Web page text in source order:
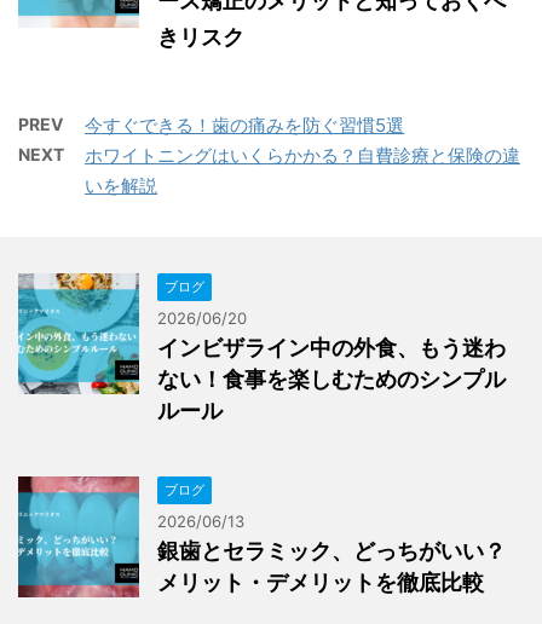
きリスク
PREV 今すぐできる！歯の痛みを防ぐ習慣5選
NEXT
ホワイトニングはいくらかかる？自費診療と保険の違
いを解説
ブログ
2026/06/20
インビザライン中の外食、もう迷わ
ない！食事を楽しむためのシンプル
ルール
ブログ
2026/06/13
銀歯とセラミック、どっちがいい？
メリット・デメリットを徹底比較